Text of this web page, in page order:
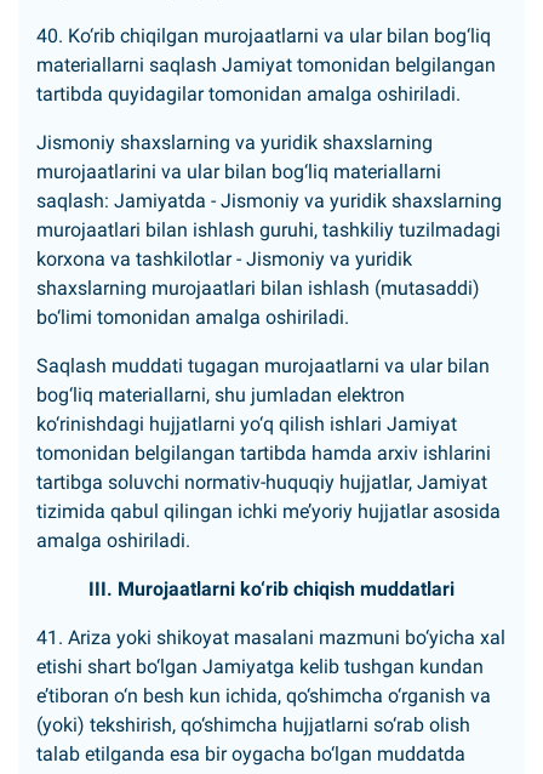
40. Ko‘rib chiqilgan murojaatlarni va ular bilan bog‘liq
materiallarni saqlash Jamiyat tomonidan belgilangan
tartibda quyidagilar tomonidan amalga oshiriladi.
Jismoniy shaxslarning va yuridik shaxslarning
murojaatlarini va ular bilan bog‘liq materiallarni
saqlash: Jamiyatda - Jismoniy va yuridik shaxslarning
murojaatlari bilan ishlash guruhi, tashkiliy tuzilmadagi
korxona va tashkilotlar - Jismoniy va yuridik
shaxslarning murojaatlari bilan ishlash (mutasaddi)
bo‘limi tomonidan amalga oshiriladi.
Saqlash muddati tugagan murojaatlarni va ular bilan
bog‘liq materiallarni, shu jumladan elektron
ko‘rinishdagi hujjatlarni yo‘q qilish ishlari Jamiyat
tomonidan belgilangan tartibda hamda arxiv ishlarini
tartibga soluvchi normativ-huquqiy hujjatlar, Jamiyat
tizimida qabul qilingan ichki me’yoriy hujjatlar asosida
amalga oshiriladi.
III. Murojaatlarni ko‘rib chiqish muddatlari
41. Ariza yoki shikoyat masalani mazmuni bo‘yicha xal
etishi shart bo‘lgan Jamiyatga kelib tushgan kundan
e’tiboran o‘n besh kun ichida, qo‘shimcha o‘rganish va
(yoki) tekshirish, qo‘shimcha hujjatlarni so‘rab olish
talab etilganda esa bir oygacha bo‘lgan muddatda